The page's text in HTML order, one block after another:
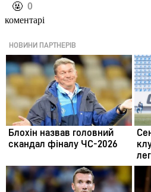
️🤬 0
коментарі